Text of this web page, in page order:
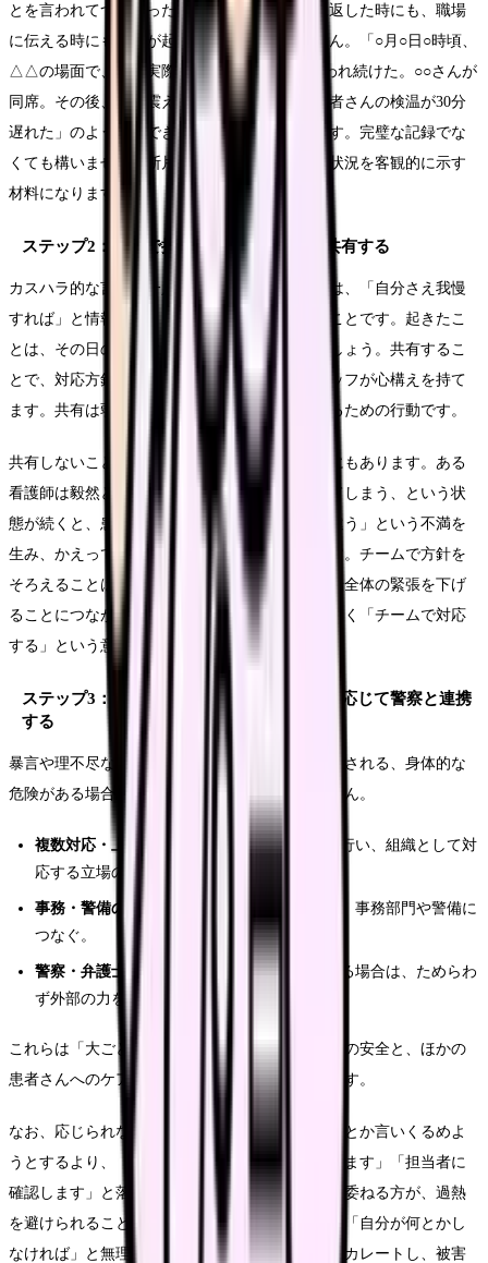
とを言われてつらかった」だけでは、後から見返した時にも、職場
に伝える時にも、何が起きたのかが伝わりません。「○月○日○時頃、
△△の場面で、『（実際の言葉）』と○分間言われ続けた。○○さんが
同席。その後、手の震えが止まらず、ほかの患者さんの検温が30分
遅れた」のように、できるだけ具体的に残します。完璧な記録でな
くても構いません。断片的でも、積み重なれば状況を客観的に示す
材料になります。
ステップ2：一人で抱えずチーム・上長に共有する
カスハラ的な言動を一人で抱える最大のリスクは、「自分さえ我慢
すれば」と情報が止まり、被害が繰り返されることです。起きたこ
とは、その日のうちにチームや上長に共有しましょう。共有するこ
とで、対応方針を統一でき、次に担当するスタッフが心構えを持て
ます。共有は弱さではなく、チームと自分を守るための行動です。
共有しないことの危険は、対応がばらつくことにもあります。ある
看護師は毅然と断り、別の看護師は要求に応じてしまう、という状
態が続くと、患者さん側に「人によって対応が違う」という不満を
生み、かえって言動が激しくなることがあります。チームで方針を
そろえることは、看護師を守るだけでなく、現場全体の緊張を下げ
ることにつながります。「言いつける」のではなく「チームで対応
する」という意識で共有してください。
ステップ3：複数対応・事務や警備・必要に応じて警察と連携
する
暴言や理不尽な要求が繰り返される、長時間拘束される、身体的な
危険がある場合は、看護だけで抱えてはいけません。
複数対応・上長介入
：面談や対応を複数名で行い、組織として対
応する立場の人に引き継ぐ。
事務・警備の連携
：威圧や危険がある場合は、事務部門や警備に
つなぐ。
警察・弁護士
：暴力や脅迫、悪質な中傷がある場合は、ためらわ
ず外部の力を借りる。
これらは「大ごとにする」ためではなく、看護師の安全と、ほかの
患者さんへのケアの質を守るための正当な対応です。
なお、応じられない要求に対しては、その場で何とか言いくるめよ
うとするより、「院内のルールでは対応できかねます」「担当者に
確認します」と落ち着いて区切り、判断を組織に委ねる方が、過熱
を避けられることがあります。一人で抱え込んで「自分が何とかし
なければ」と無理をすると、かえって要求がエスカレートし、被害